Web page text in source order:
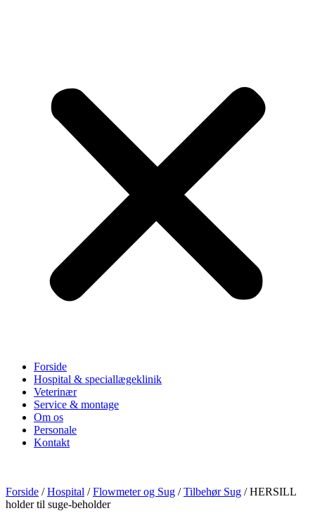
Forside
Hospital & speciallægeklinik
Veterinær
Service & montage
Om os
Personale
Kontakt
Forside /Hospital /Flowmeter og Sug /Tilbehør Sug / HERSILL
holder til suge-beholder